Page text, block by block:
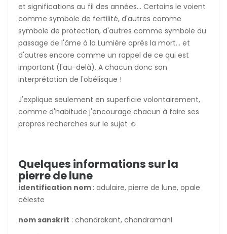
et significations au fil des années... Certains le voient
comme symbole de fertilité, d'autres comme
symbole de protection, d'autres comme symbole du
passage de l'âme à la Lumière après la mort... et
d'autres encore comme un rappel de ce qui est
important (l'au-delà). A chacun donc son
interprétation de l'obélisque !
J'explique seulement en superficie volontairement,
comme d'habitude j'encourage chacun à faire ses
propres recherches sur le sujet ☺️
Quelques informations sur la
pierre de lune
identification nom : adulaire, pierre de lune, opale
céleste
nom sanskrit : chandrakant, chandramani